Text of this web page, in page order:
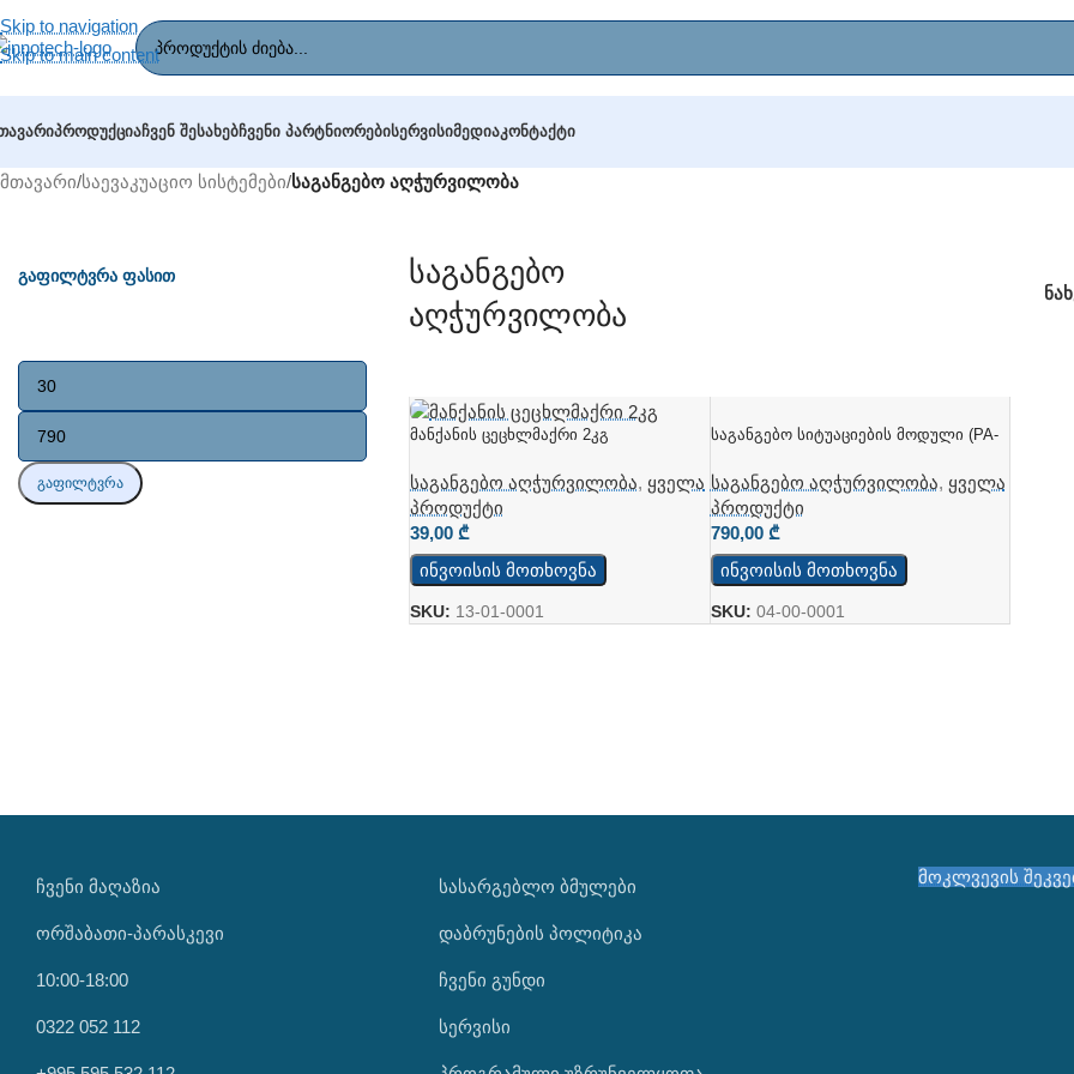
Skip to navigation
Skip to main content
ᲞᲠᲝᲓᲣᲥᲪᲘᲐᲩᲕᲔᲜ ᲨᲔᲡᲐᲮᲔᲑᲩᲕᲔᲜᲘ ᲞᲐᲠᲢᲜᲘᲝᲠᲔᲑᲘᲡᲔᲠᲕᲘᲡᲘᲛᲔᲓᲘᲐᲙᲝᲜᲢᲐᲥᲢᲘ
მთავარი/საევაკუაციო სისტემები/საგანგებო აღჭურვილობა
Გაფილტვრა Ფასით
ᲒᲐᲤᲘᲚᲢᲕᲠᲐ
Საგანგებო
Აღჭურვილობა
Მანქანის Ცეცხლმაქრი 2კგ
საგანგებო აღჭურვილობა, ყველა
პროდუქტი
39,00 ₾
ინვოისის მოთხოვნა
SKU: 13-01-0001
Საგანგებო Სიტუაციების Მოდული (PA-
საგანგებო აღჭურვილობა, ყველა
პროდუქტი
790,00 ₾
ინვოისის მოთხოვნა
SKU: 04-00-0001
ᲩᲕᲔᲜᲘ ᲛᲐᲦᲐᲖᲘᲐ
ორშაბათი-პარასკევი
10:00-18:00
0322 052 112
ᲡᲐᲡᲐᲠᲒᲔᲑᲚᲝ ᲑᲛᲣᲚᲔᲑᲘ
დაბრუნების პოლიტიკა
ჩვენი გუნდი
სერვისი
მოკლვევის